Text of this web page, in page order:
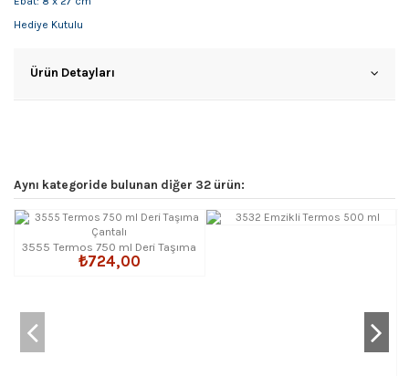
Hediye Kutulu
Ürün Detayları
Aynı kategoride bulunan diğer 32 ürün:
3555 Termos 750 ml Deri Taşıma
Çantalı
₺724,00